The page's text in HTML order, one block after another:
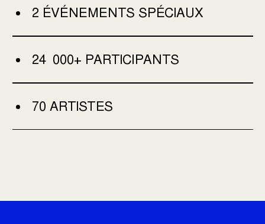
2 ÉVÉNEMENTS SPÉCIAUX
24 000+ PARTICIPANTS
70 ARTISTES